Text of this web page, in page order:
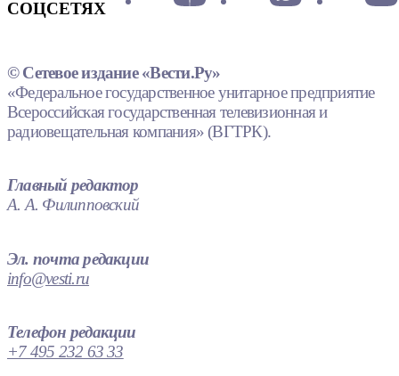
СОЦСЕТЯХ
© Сетевое издание «Вести.Ру»
«Федеральное государственное унитарное предприятие
Всероссийская государственная телевизионная и
радиовещательная компания» (ВГТРК).
Главный редактор
А. А. Филипповский
Эл. почта редакции
info@vesti.ru
Телефон редакции
+7 495 232 63 33